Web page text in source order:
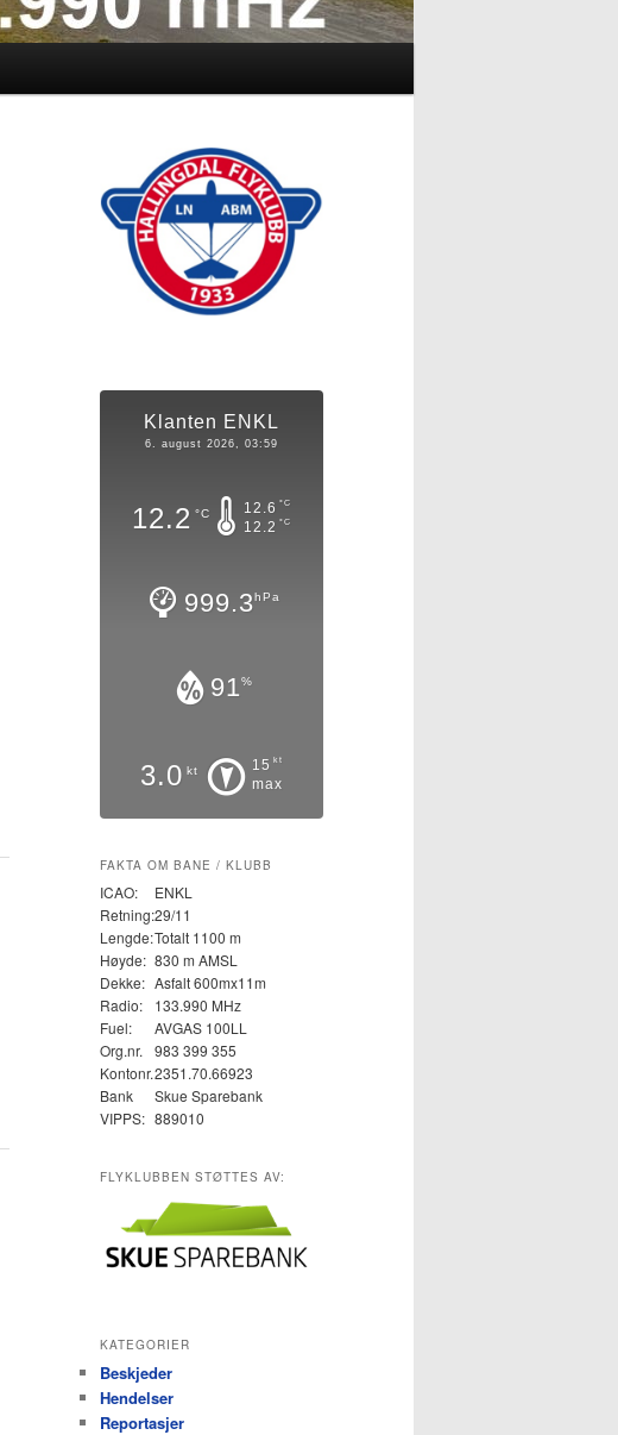
Klanten ENKL
6. august 2026, 03:59
12.2 °C 12.6 °C
12.2 °C
999.3hPa
91%
3.0 kt 15 kt
max
FAKTA OM BANE / KLUBB
ICAO:
ENKL
Retning:29/11
Lengde:Totalt 1100 m
Høyde: 830 m AMSL
Dekke: Asfalt 600mx11m
Radio:
133.990 MHz
Fuel:
AVGAS 100LL
Org.nr.
983 399 355
Kontonr.2351.70.66923
Bank
Skue Sparebank
VIPPS: 889010
FLYKLUBBEN STØTTES AV:
KATEGORIER
Beskjeder
Hendelser
Reportasjer